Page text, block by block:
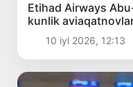
Etihad Airways
kunlik
10 iyl 2026, 12:13